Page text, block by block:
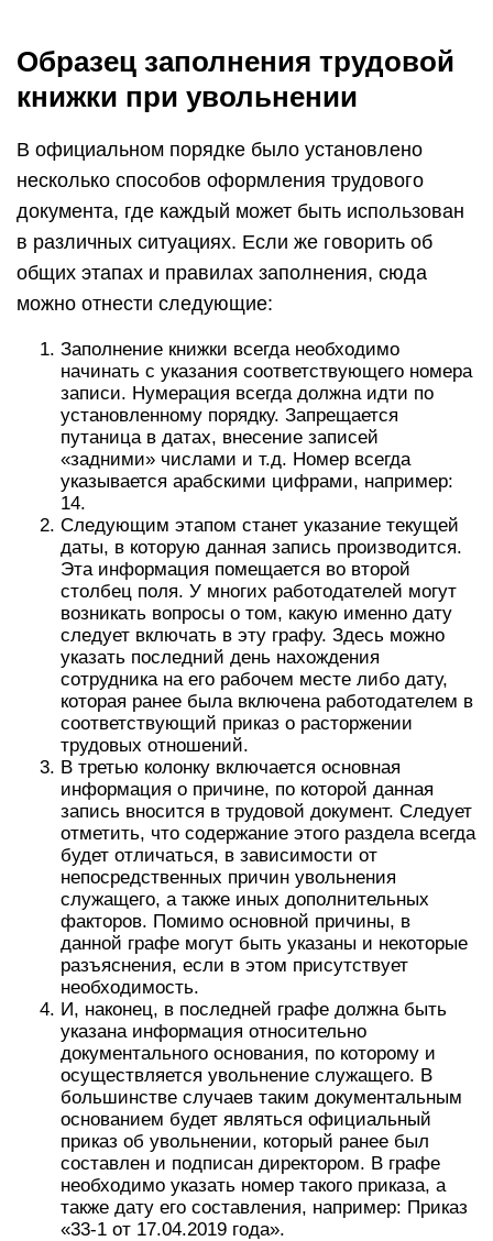
Образец заполнения трудовой
книжки при увольнении
В официальном порядке было установлено
несколько способов оформления трудового
документа, где каждый может быть использован
в различных ситуациях. Если же говорить об
общих этапах и правилах заполнения, сюда
можно отнести следующие:
Заполнение книжки всегда необходимо
начинать с указания соответствующего номера
записи. Нумерация всегда должна идти по
установленному порядку. Запрещается
путаница в датах, внесение записей
«задними» числами и т.д. Номер всегда
указывается арабскими цифрами, например:
14.
Следующим этапом станет указание текущей
даты, в которую данная запись производится.
Эта информация помещается во второй
столбец поля. У многих работодателей могут
возникать вопросы о том, какую именно дату
следует включать в эту графу. Здесь можно
указать последний день нахождения
сотрудника на его рабочем месте либо дату,
которая ранее была включена работодателем в
соответствующий приказ о расторжении
трудовых отношений.
В третью колонку включается основная
информация о причине, по которой данная
запись вносится в трудовой документ. Следует
отметить, что содержание этого раздела всегда
будет отличаться, в зависимости от
непосредственных причин увольнения
служащего, а также иных дополнительных
факторов. Помимо основной причины, в
данной графе могут быть указаны и некоторые
разъяснения, если в этом присутствует
необходимость.
И, наконец, в последней графе должна быть
указана информация относительно
документального основания, по которому и
осуществляется увольнение служащего. В
большинстве случаев таким документальным
основанием будет являться официальный
приказ об увольнении, который ранее был
составлен и подписан директором. В графе
необходимо указать номер такого приказа, а
также дату его составления, например: Приказ
«33-1 от 17.04.2019 года».